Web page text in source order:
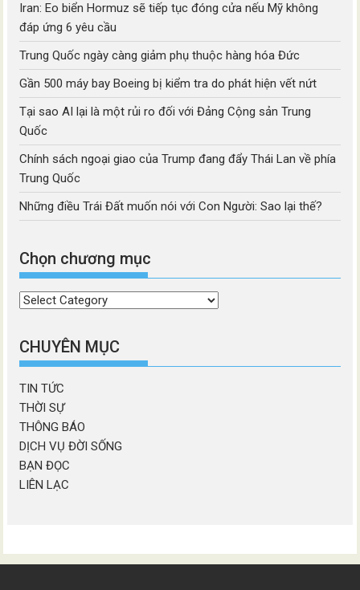
Iran: Eo biển Hormuz sẽ tiếp tục đóng cửa nếu Mỹ không
đáp ứng 6 yêu cầu
Trung Quốc ngày càng giảm phụ thuộc hàng hóa Đức
Gần 500 máy bay Boeing bị kiểm tra do phát hiện vết nứt
Tại sao AI lại là một rủi ro đối với Đảng Cộng sản Trung
Quốc
Chính sách ngoại giao của Trump đang đẩy Thái Lan về phía
Trung Quốc
Những điều Trái Đất muốn nói với Con Người: Sao lại thế?
Chọn chương mục
Chọn
mục
CHUYÊN MỤC
TIN TỨC
THỜI SỰ
THÔNG BÁO
DỊCH VỤ ĐỜI SỐNG
BẠN ĐỌC
LIÊN LẠC